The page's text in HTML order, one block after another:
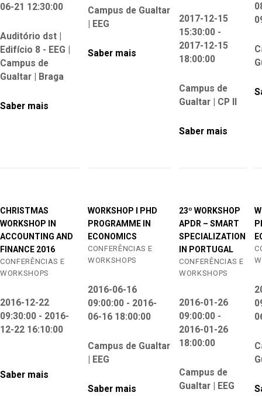
06-21 12:30:00
Auditório dst |
Edifício 8 - EEG |
Campus de
Gualtar | Braga
Saber mais
Campus de Gualtar
| EEG
Saber mais
2017-12-15
15:30:00 -
2017-12-15
18:00:00
Campus de
Gualtar | CP II
Saber mais
CHRISTMAS
WORKSHOP IN
ACCOUNTING AND
FINANCE 2016
CONFERÊNCIAS E
WORKSHOPS
2016-12-22
09:30:00 - 2016-
12-22 16:10:00
Saber mais
WORKSHOP I PHD
PROGRAMME IN
ECONOMICS
CONFERÊNCIAS E
WORKSHOPS
2016-06-16
09:00:00 - 2016-
06-16 18:00:00
Campus de Gualtar
| EEG
Saber mais
23º WORKSHOP
APDR – SMART
SPECIALIZATION
IN PORTUGAL
CONFERÊNCIAS E
WORKSHOPS
2016-01-26
09:00:00 -
2016-01-26
18:00:00
Campus de
Gualtar | EEG